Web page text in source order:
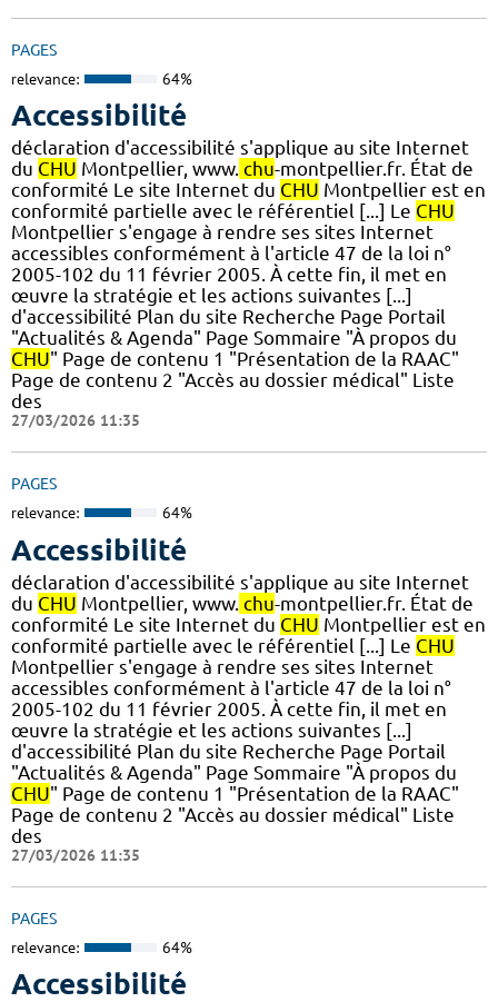
PAGES
relevance: 64%
Accessibilité
déclaration d'accessibilité s'applique au site Internet
du CHU Montpellier, www. chu-montpellier.fr. État de
conformité Le site Internet du CHU Montpellier est en
conformité partielle avec le référentiel [...] Le CHU
Montpellier s'engage à rendre ses sites Internet
accessibles conformément à l'article 47 de la loi n°
2005-102 du 11 février 2005. À cette fin, il met en
œuvre la stratégie et les actions suivantes [...]
d'accessibilité Plan du site Recherche Page Portail
"Actualités & Agenda" Page Sommaire "À propos du
CHU" Page de contenu 1 "Présentation de la RAAC"
Page de contenu 2 "Accès au dossier médical" Liste
des
27/03/2026 11:35
PAGES
relevance: 64%
Accessibilité
déclaration d'accessibilité s'applique au site Internet
du CHU Montpellier, www. chu-montpellier.fr. État de
conformité Le site Internet du CHU Montpellier est en
conformité partielle avec le référentiel [...] Le CHU
Montpellier s'engage à rendre ses sites Internet
accessibles conformément à l'article 47 de la loi n°
2005-102 du 11 février 2005. À cette fin, il met en
œuvre la stratégie et les actions suivantes [...]
d'accessibilité Plan du site Recherche Page Portail
"Actualités & Agenda" Page Sommaire "À propos du
CHU" Page de contenu 1 "Présentation de la RAAC"
Page de contenu 2 "Accès au dossier médical" Liste
des
27/03/2026 11:35
PAGES
relevance: 64%
Accessibilité